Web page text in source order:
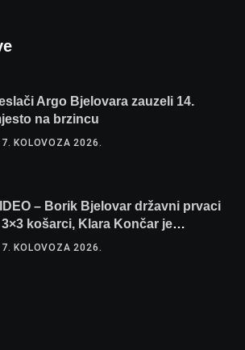
Argo Bjelovara zauzeli 14.
na brzincu
7. KOLOVOZA 2026.
– Borik Bjelovar državni prvaci
3×3 košarci, Klara Končar je
Hrvatske u stolnom tenisu!
7. KOLOVOZA 2026.